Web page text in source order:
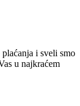
i sveli smo
u najkraćem